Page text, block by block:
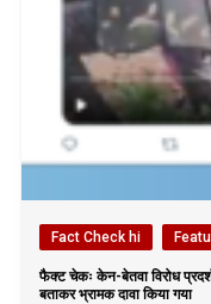
Fact Check hi
फैक्ट चेकः केन-बेतवा विरोध
बताकर भ्रामक दावा किया गया